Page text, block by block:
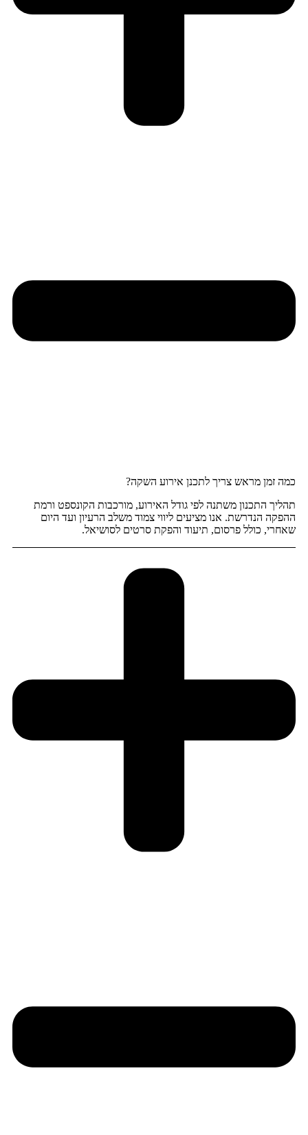
כמה זמן מראש צריך לתכנן אירוע השקה?
תהליך התכנון משתנה לפי גודל האירוע, מורכבות הקונספט ורמת
ההפקה הנדרשת. אנו מציעים ליווי צמוד משלב הרעיון ועד היום
שאחרי, כולל פרסום, תיעוד והפקת סרטים לסושיאל.